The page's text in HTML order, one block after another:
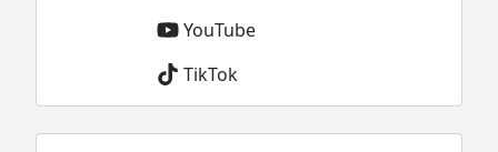
YouTube
TikTok